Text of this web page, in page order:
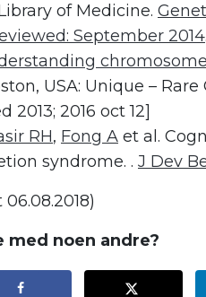
of Medicine.
September 2014.
USA: Unique –
2013; 2016 oct 12]
RH, Fong A et al.
syndrome. . J Dev
noen andre?